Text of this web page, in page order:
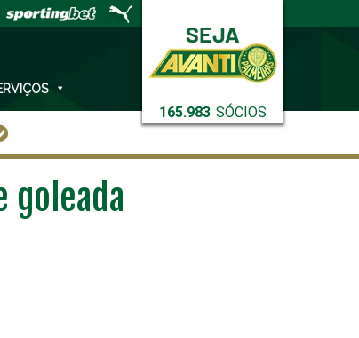
165.983 SÓCIOS
goleada